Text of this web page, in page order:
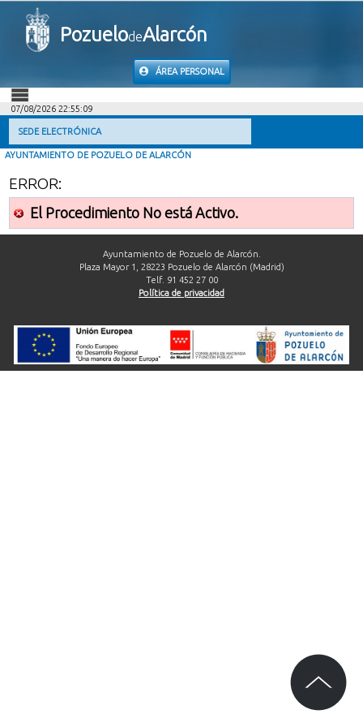
PozuelodeAlarcón
ÁREA PERSONAL
INICIO
MI CARPETA
INFORMACIÓN MUNICIPAL
AYUDA
07/08/2026 22:55:09
SEDE ELECTRÓNICA
AYUNTAMIENTO DE POZUELO DE ALARCÓN
ERROR:
El Procedimiento No está Activo.
Ayuntamiento de Pozuelo de Alarcón.
Plaza Mayor 1, 28223 Pozuelo de Alarcón (Madrid)
Telf. 91 452 27 00
Política de privacidad